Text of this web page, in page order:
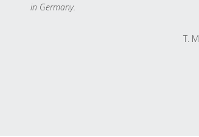
in Germany.
T. M.